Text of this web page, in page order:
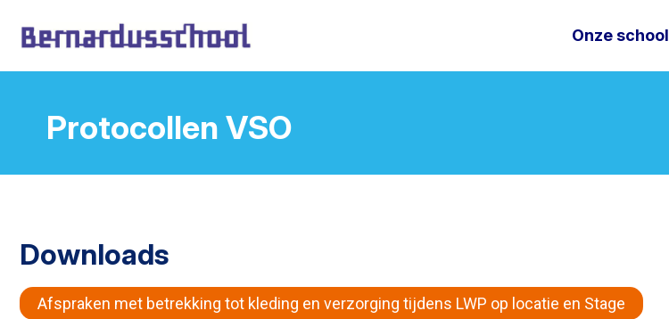
Onze school
Protocollen VSO
Downloads
Afspraken met betrekking tot kleding en verzorging tijdens LWP op locatie en Stage